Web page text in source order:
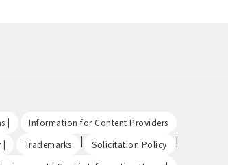
| Information for Content Providers
| Trademarks | Solicitation Policy |